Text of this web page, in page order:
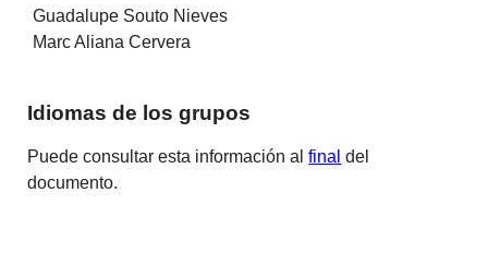
Guadalupe Souto Nieves
Marc Aliana Cervera
Idiomas de los grupos
Puede consultar esta información alfinal del
documento.